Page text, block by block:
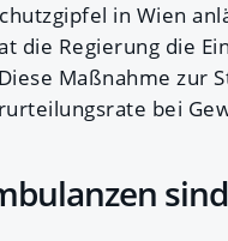
in Wien
die Regierung die
Maßnahme zur
bei